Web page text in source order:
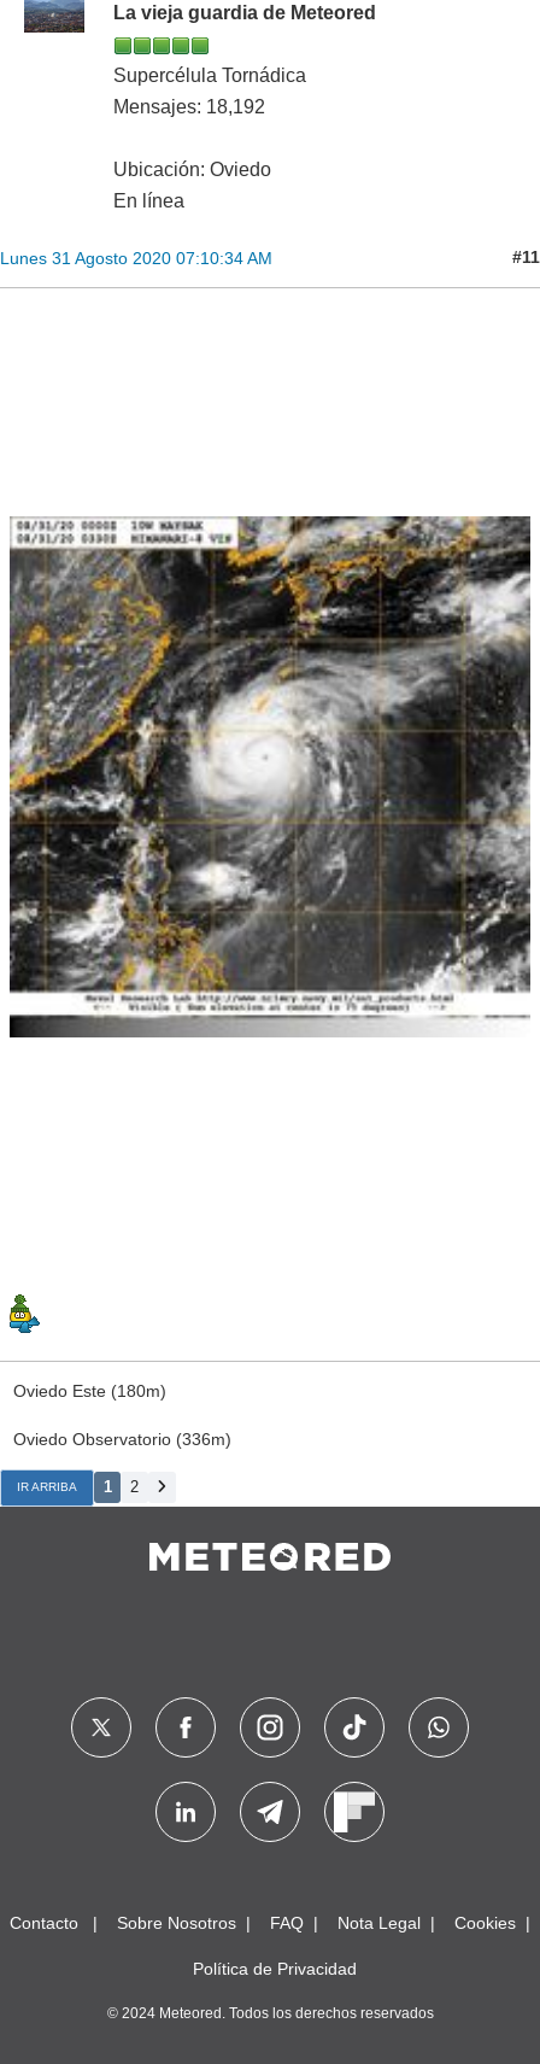
La vieja guardia de Meteored
Supercélula Tornádica
Mensajes: 18,192
Ubicación: Oviedo
En línea
Lunes 31 Agosto 2020 07:10:34 AM #11
Oviedo Este (180m)
Oviedo Observatorio (336m)
IR ARRIBA 1 2
Contacto Sobre Nosotros FAQ Nota Legal Cookies
Política de Privacidad
© 2024 Meteored. Todos los derechos reservados